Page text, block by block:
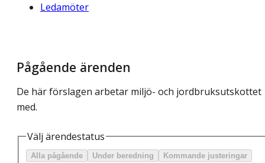
Ledamöter
Pågående ärenden
De här förslagen arbetar miljö- och jordbruksutskottet
med.
Välj ärendestatus
Alla pågående Under beredning
Kommande justeringar